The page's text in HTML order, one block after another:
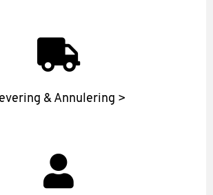
& Annulering >